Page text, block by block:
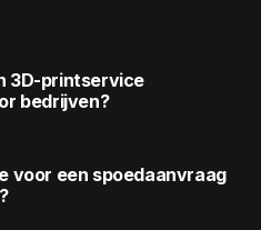
3D-printservice
bedrijven?
voor een spoedaanvraag